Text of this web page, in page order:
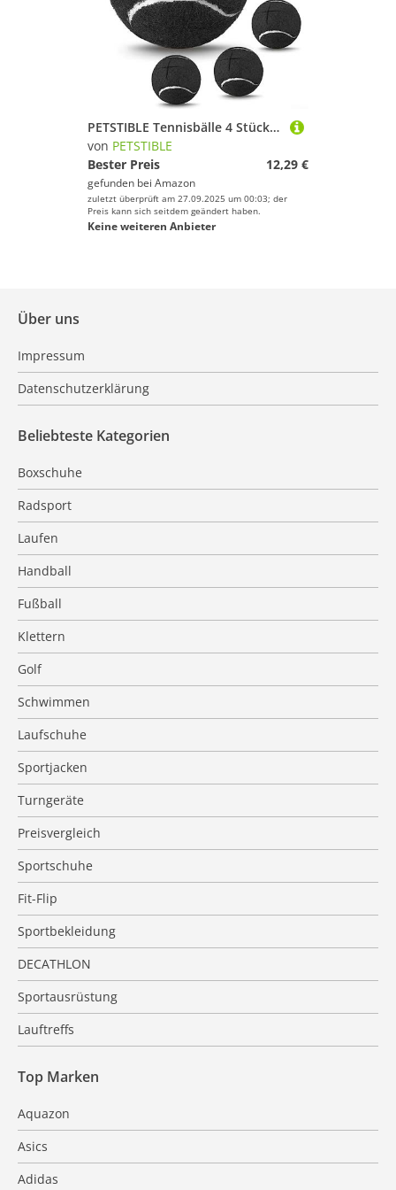
PETSTIBLE Tennisbälle 4 Stück für Haustiere, Training, Kinder mit Tragetasche, Tennisbälle für Sport
von PETSTIBLE
Bester Preis
12,29 €
gefunden bei Amazon
zuletzt überprüft am 27.09.2025 um 00:03; der
Preis kann sich seitdem geändert haben.
Keine weiteren Anbieter
Über uns
Impressum
Datenschutzerklärung
Beliebteste Kategorien
Boxschuhe
Radsport
Laufen
Handball
Fußball
Klettern
Golf
Schwimmen
Laufschuhe
Sportjacken
Turngeräte
Preisvergleich
Sportschuhe
Fit-Flip
Sportbekleidung
DECATHLON
Sportausrüstung
Lauftreffs
Top Marken
Aquazon
Asics
Adidas